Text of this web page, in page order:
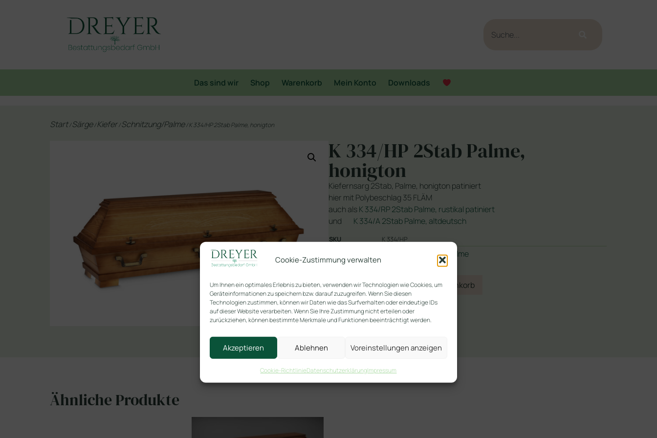
Cookie-Zustimmung verwalten
Um Ihnen ein optimales Erlebnis zu bieten, verwenden wir Technologien wie Cookies, um
Geräteinformationen zu speichern bzw. darauf zuzugreifen. Wenn Sie diesen
Technologien zustimmen, können wir Daten wie das Surfverhalten oder eindeutige IDs
auf dieser Website verarbeiten. Wenn Sie Ihre Zustimmung nicht erteilen oder
zurückziehen, können bestimmte Merkmale und Funktionen beeinträchtigt werden.
Akzeptieren Ablehnen Voreinstellungen anzeigen
Cookie-RichtlinieDatenschutzerklärungImpressum
Das sind wir Shop Warenkorb Mein Konto Downloads
Start/Särge/Kiefer/Schnitzung/Palme/ K 334/HP 2Stab Palme, honigton
K 334/HP 2Stab Palme,
honigton
Kiefernsarg 2Stab, Palme, honigton patiniert
hier mit Polybeschlag 35 FLÄM
auch alsK 334/RP 2Stab Palme, rustikal patiniert
und K 334/A 2Stab Palme, altdeutsch
SKU
K 334/HP
Schnitzung/Palme
In den Warenkorb
Ähnliche Produkte